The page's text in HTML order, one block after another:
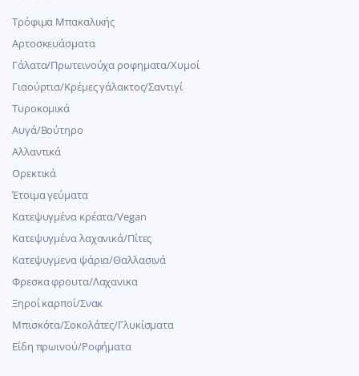
Τρόφιμα Μπακαλικής
Αρτοσκευάσματα
Γάλατα/Πρωτεινούχα ροφηματα/Χυμοί
Γιαούρτια/Κρέμες γάλακτος/Σαντιγί
Τυροκομικά
Αυγά/Βούτηρο
Αλλαντικά
Ορεκτικά
Έτοιμα γεύματα
Κατεψυγμένα κρέατα/Vegan
Kατεψυγμένα λαχανικά/Πίτες
Κατεψυγμενα ψάρια/Θαλλασινά
Φρεσκα φρουτα/Λαχανικα
Ξηροί καρποί/Σνακ
Μπισκότα/Σοκολάτες/Γλυκίσματα
Είδη πρωινού/Ροφήματα